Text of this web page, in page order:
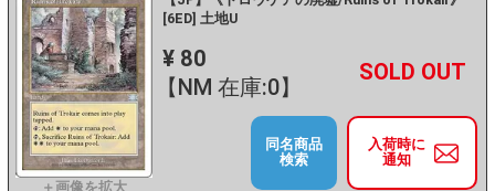
[6ED] 土地U
¥ 80
【NM 在庫:0】
－ +
入荷時に
通知
同名商品
検索